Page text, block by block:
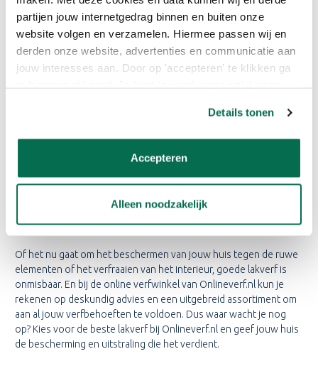
partijen jouw internetgedrag binnen en buiten onze
website volgen en verzamelen. Hiermee passen wij en
derden onze website, advertenties en communicatie aan
jouw interesses aan. Door op 'accepteren' te klikken ga
Details tonen
Accepteren
Alleen noodzakelijk
DE BESTE LAKVERF IN DEN
HELDER
Bij ons Onlineverf.nl servicepunt, gevestigd in Den Helder, vind je
te investeren in kwaliteit. Deze verf is namelijk bestand tegen de
meedogenloze invloeden van het weer en behoudt zijn glans
uit blijft zien. Het beschermt jouw houten kozijnen, deuren en
andere oppervlakken perfect tegen vuil, viesheid en krassen.
Of het nu gaat om het beschermen van jouw huis tegen de ruwe
elementen of het verfraaien van het interieur, goede lakverf is
onmisbaar. En bij de online verfwinkel van Onlineverf.nl kun je
rekenen op deskundig advies en een uitgebreid assortiment om
aan al jouw verfbehoeften te voldoen. Dus waar wacht je nog
op? Kies voor de beste lakverf bij Onlineverf.nl en geef jouw huis
de bescherming en uitstraling die het verdient.